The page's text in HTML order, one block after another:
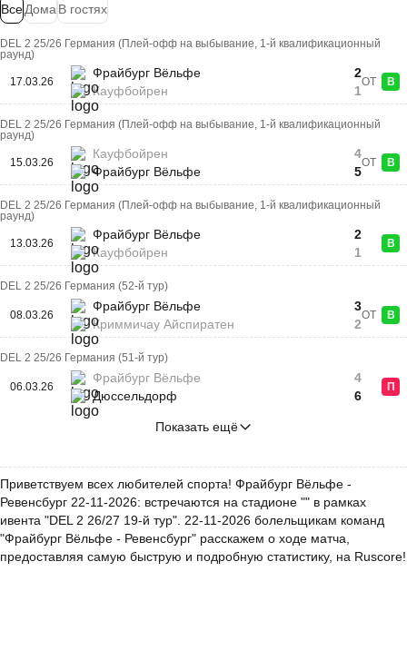
ВсеДома В гостях
DEL 2 25/26 Германия (Плей-офф на выбывание, 1-й квалификационный
раунд)
17.03.26
Фрайбург Вёльфе
Кауфбойрен
2
1
ОТ В
DEL 2 25/26 Германия (Плей-офф на выбывание, 1-й квалификационный
раунд)
15.03.26
Кауфбойрен
Фрайбург Вёльфе
4
5
ОТ В
DEL 2 25/26 Германия (Плей-офф на выбывание, 1-й квалификационный
раунд)
13.03.26
Фрайбург Вёльфе
Кауфбойрен
2
1
В
DEL 2 25/26 Германия (52-й тур)
08.03.26
Фрайбург Вёльфе
Криммичау Айспиратен
3
2
ОТ В
DEL 2 25/26 Германия (51-й тур)
06.03.26
Фрайбург Вёльфе
Дюссельдорф
4
6
П
Показать ещё
Приветствуем всех любителей спорта! Фрайбург Вёльфе -
Ревенсбург 22-11-2026: встречаются на стадионе "" в рамках
ивента "DEL 2 26/27 19-й тур". 22-11-2026 болельщикам команд
"Фрайбург Вёльфе - Ревенсбург" расскажем о ходе матча,
предоставляя самую быструю и подробную статистику, на Ruscore!